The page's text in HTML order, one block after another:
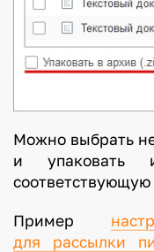
Можно выбрать
и упаковать
соответствующую
Пример
для рассылки